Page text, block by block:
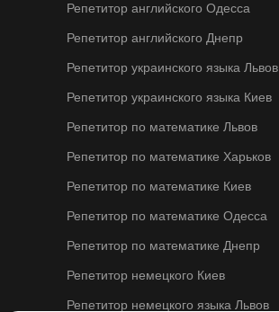
Репетитор английского Одесса
Репетитор английского Днепр
Репетитор украинского языка Львов
Репетитор украинского языка Киев
Репетитор по математике Львов
Репетитор по математике Харьков
Репетитор по математике Киев
Репетитор по математике Одесса
Репетитор по математике Днепр
Репетитор немецкого Киев
Репетитор немецкого языка Львов